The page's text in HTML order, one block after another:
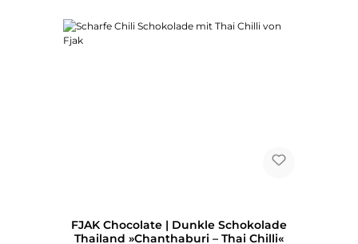
FJAK Chocolate | Dunkle Schokolade
Thailand »Chanthaburi – Thai Chilli«